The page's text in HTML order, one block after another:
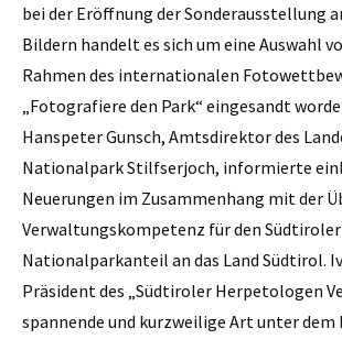
bei der Eröffnung der Sonderausstellung
Bildern handelt es sich um eine Auswahl
Rahmen des internationalen
„Fotografiere den Park“ eingesandt
Hanspeter Gunsch, Amtsdirektor des
Nationalpark Stilfserjoch, informierte
Neuerungen im Zusammenhang mit der
Verwaltungskompetenz für den Südtiroler
Nationalparkanteil an das Land Südtirol.
Präsident des „Südtiroler Herpetologen
spannende und kurzweilige Art unter dem